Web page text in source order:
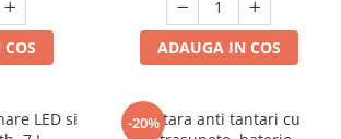
ADAUGA IN COS
LED si
-20%
Bratara anti tantari cu